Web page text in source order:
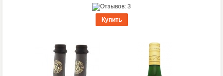
Купить